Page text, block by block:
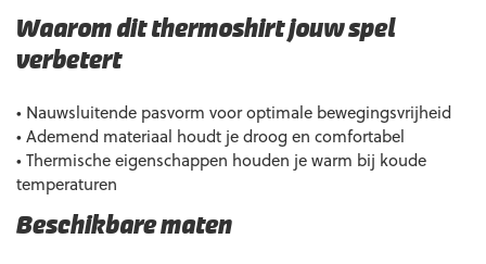
Waarom dit thermoshirt jouw spel
verbetert
• Nauwsluitende pasvorm voor optimale bewegingsvrijheid
• Ademend materiaal houdt je droog en comfortabel
• Thermische eigenschappen houden je warm bij koude
temperaturen
Beschikbare maten